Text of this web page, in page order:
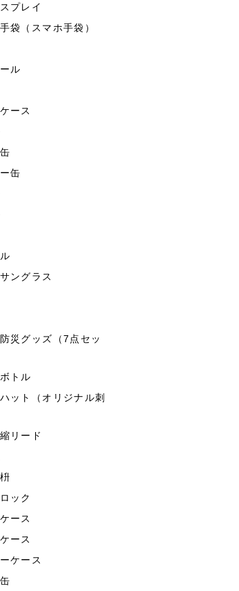
プレイ
袋（スマホ手袋）
ル
ース
缶
ングラス
災グッズ（7点セッ
トル
ット（オリジナル刺
リード
ック
ース
ース
ケース